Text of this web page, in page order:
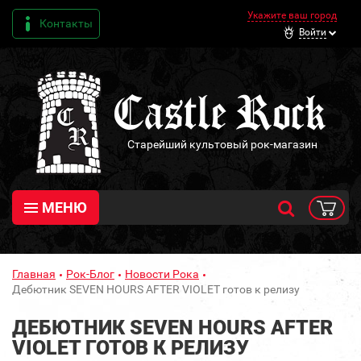
Контакты
Укажите ваш город
Войти
Старейший культовый рок-магазин
МЕНЮ
Главная Рок-Блог
Новости Рока
Дебютник SEVEN HOURS AFTER VIOLET готов к релизу
ДЕБЮТНИК SEVEN HOURS AFTER
VIOLET ГОТОВ К РЕЛИЗУ